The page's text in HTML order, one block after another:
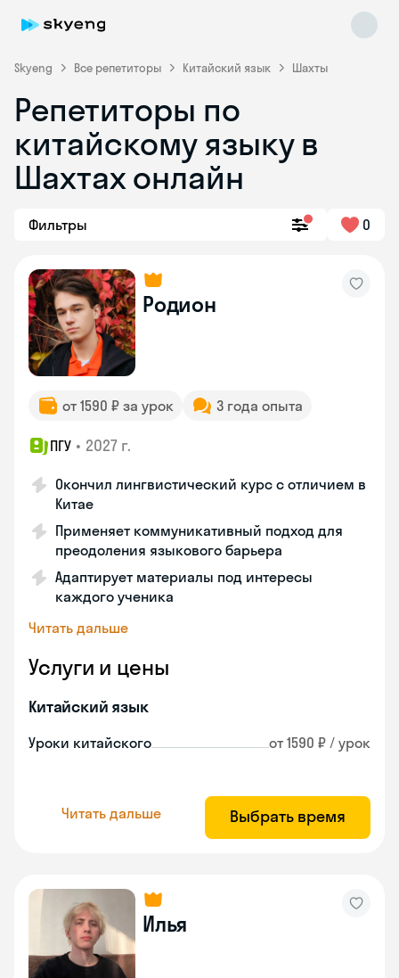
Skyeng Все репетиторы Китайский язык Шахты
Репетиторы по
китайскому языку в
Шахтах онлайн
Фильтры 0
Родион
от 1590 ₽ за урок 3 года опыта
ПГУ • 2027 г.
Окончил лингвистический курс с отличием в
Китае
Применяет коммуникативный подход для
преодоления языкового барьера
Адаптирует материалы под интересы
каждого ученика
Читать дальше
Услуги и цены
Китайский язык
Уроки китайского от 1590 ₽ / урок
Читать дальше Выбрать время
Илья
Skyeng Chat